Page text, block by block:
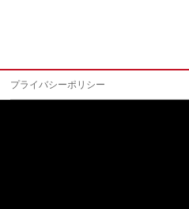
プライバシーポリシー